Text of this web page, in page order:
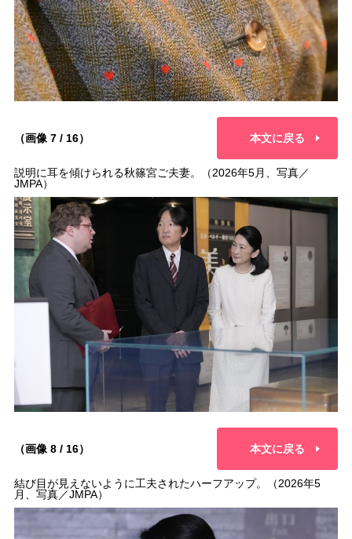
（画像 7 / 16） 本文に戻る
説明に耳を傾けられる秋篠宮ご夫妻。（2026年5月、写真／
JMPA）
（画像 8 / 16） 本文に戻る
結び目が見えないように工夫されたハーフアップ。（2026年5
月、写真／JMPA）